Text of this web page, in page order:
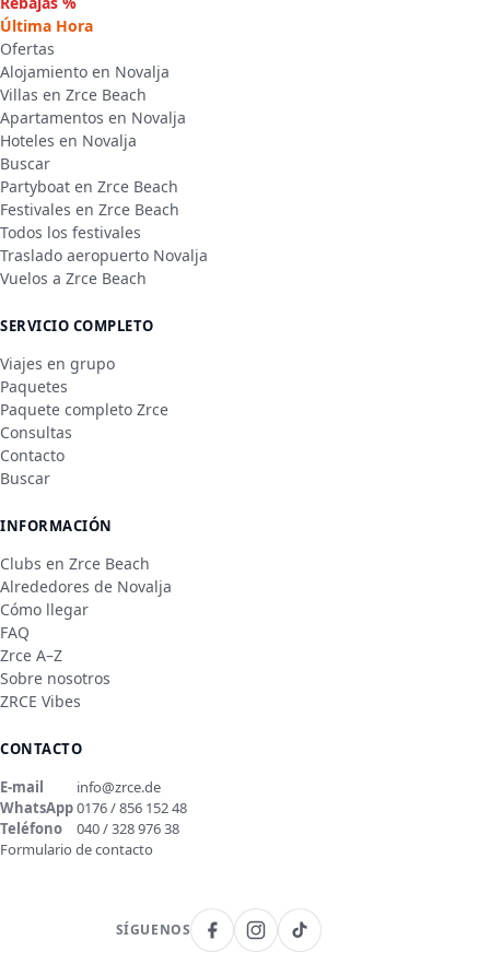
Última Hora
Ofertas
Alojamiento en Novalja
Villas en Zrce Beach
Apartamentos en Novalja
Hoteles en Novalja
Buscar
Partyboat en Zrce Beach
Festivales en Zrce Beach
Todos los festivales
Traslado aeropuerto Novalja
Vuelos a Zrce Beach
SERVICIO COMPLETO
Viajes en grupo
Paquetes
Paquete completo Zrce
Consultas
Contacto
Buscar
INFORMACIÓN
Clubs en Zrce Beach
Alrededores de Novalja
Cómo llegar
FAQ
Zrce A–Z
Sobre nosotros
ZRCE Vibes
CONTACTO
E-mail
info@zrce.de
WhatsApp0176 / 856 152 48
Teléfono
040 / 328 976 38
Formulario de contacto
SÍGUENOS